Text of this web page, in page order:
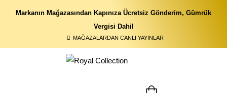
Markanın Mağazasından Kapınıza Ücretsiz Gönderim, Gümrük
Vergisi Dahil
MAĞAZALARDAN CANLI YAYINLAR